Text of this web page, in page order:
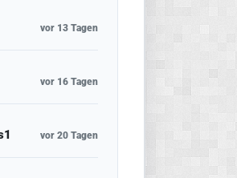
vor 13 Tagen
vor 16 Tagen
vor 20 Tagen